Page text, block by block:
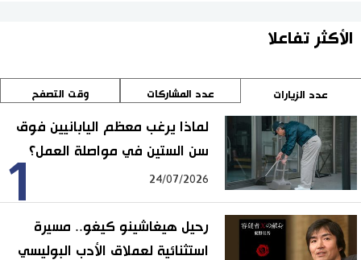
الأكثر تفاعلا
عدد الزيارات عدد المشاركات وقت التصفح
1
لماذا يرغب معظم اليابانيين فوق
سن الستين في مواصلة العمل؟
24/07/2026
رحيل هيغاشينو كيغو.. مسيرة
استثنائية لعملاق الأدب البوليسي